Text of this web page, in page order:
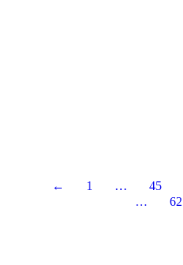
← 1 … 45
…
62